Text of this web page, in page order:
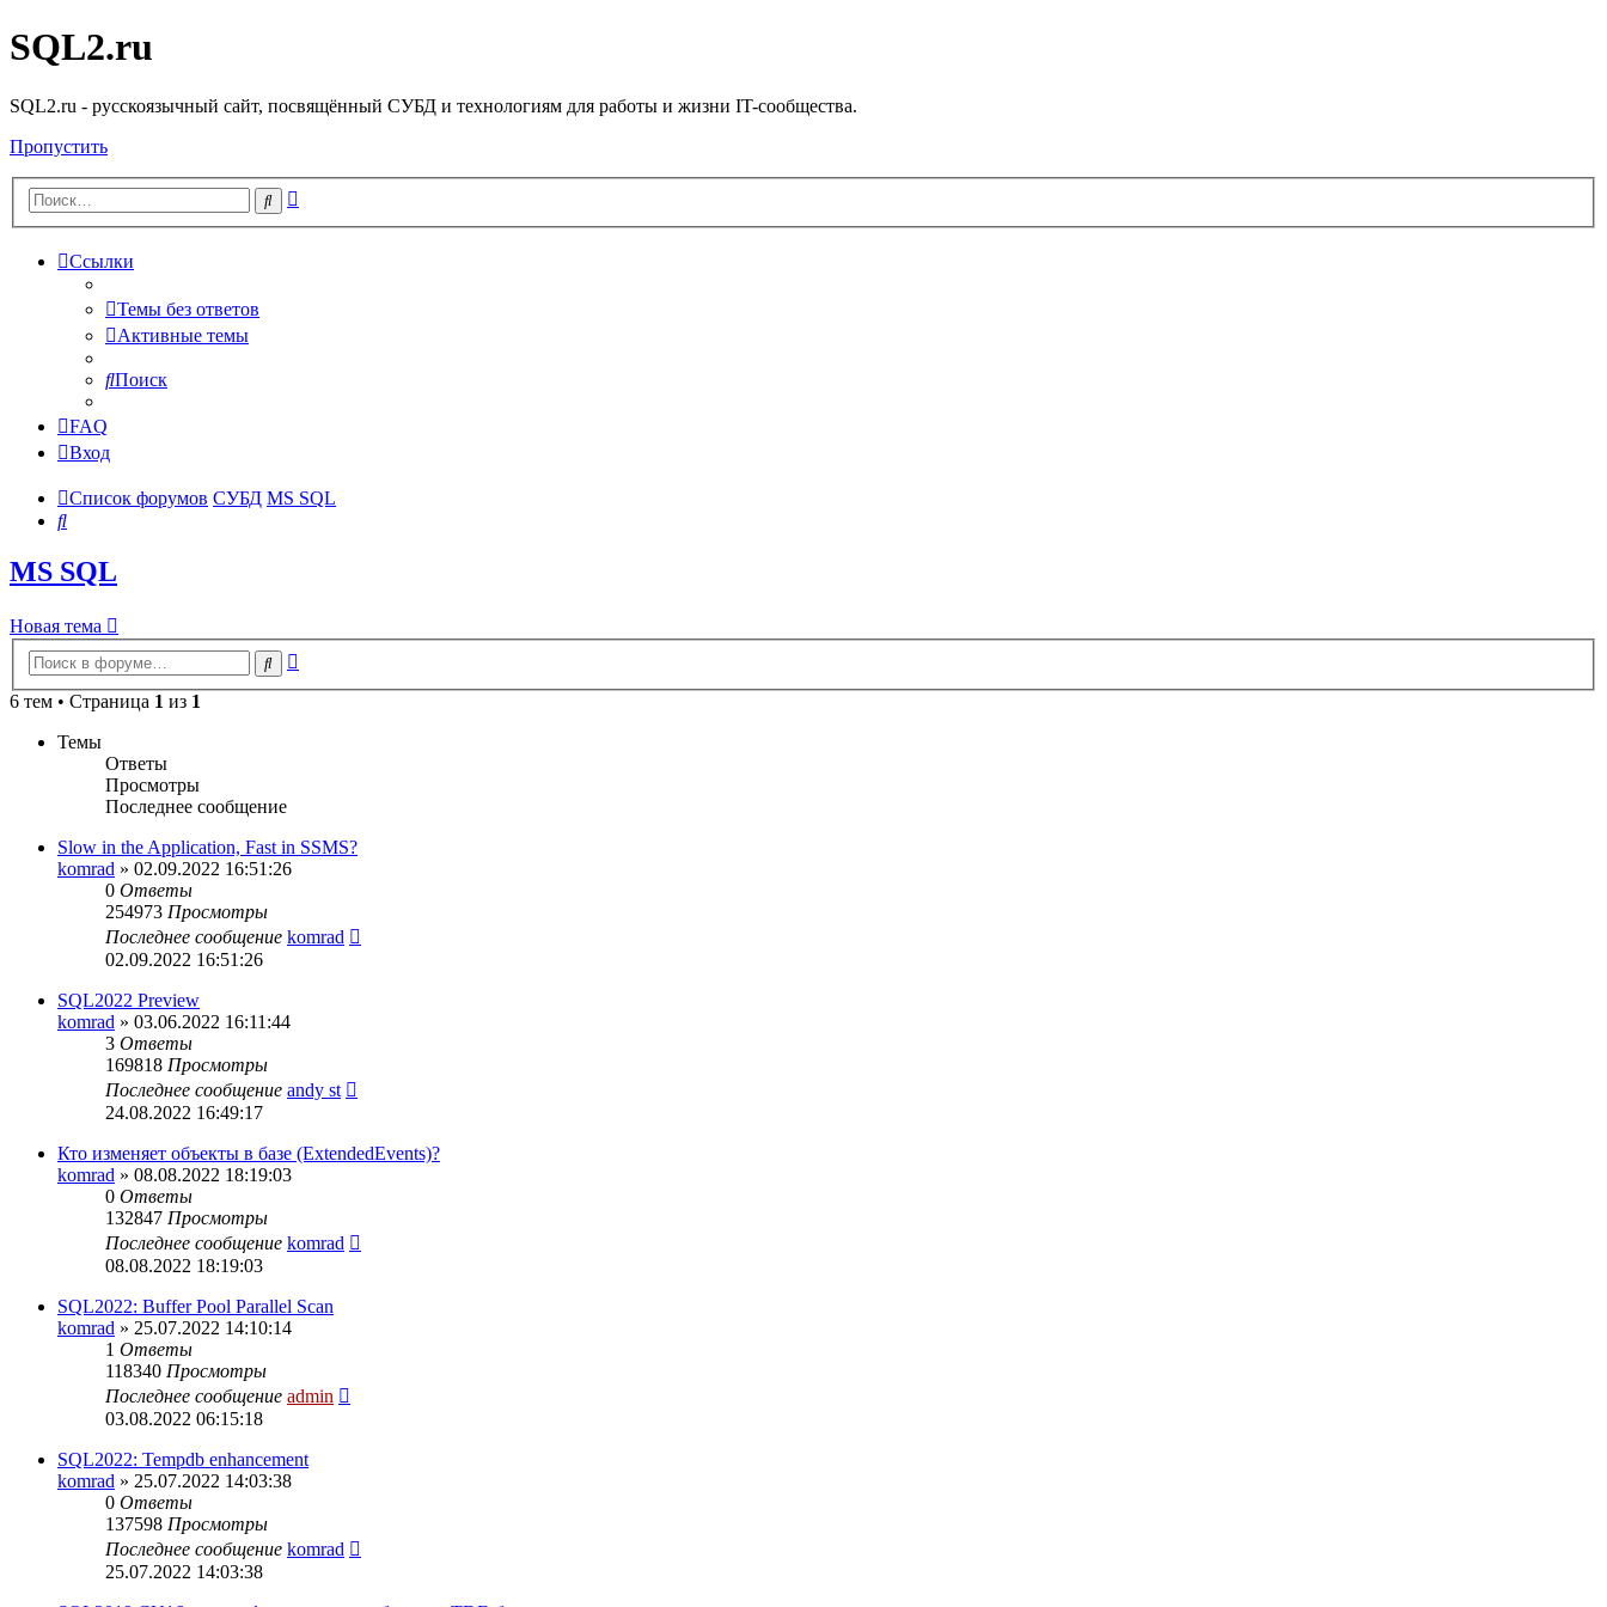
SQL2.ru
SQL2.ru - русскоязычный сайт, посвящённый СУБД и технологиям для работы и жизни IT-сообщества.
Пропустить
Поиск
Ссылки
Темы без ответов
Активные темы
Поиск
FAQ
Вход
Список форумов СУБД MS SQL
Поиск
MS SQL
Новая тема
Поиск
6 тем • Страница 1 из 1
Темы
Ответы
Просмотры
Последнее сообщение
Slow in the Application, Fast in SSMS?
komrad » 02.09.2022 16:51:26
0 Ответы
254973 Просмотры
Последнее сообщение komrad
02.09.2022 16:51:26
SQL2022 Preview
komrad » 03.06.2022 16:11:44
3 Ответы
169818 Просмотры
Последнее сообщение andy st
24.08.2022 16:49:17
Кто изменяет объекты в базе (ExtendedEvents)?
komrad » 08.08.2022 18:19:03
0 Ответы
132847 Просмотры
Последнее сообщение komrad
08.08.2022 18:19:03
SQL2022: Buffer Pool Parallel Scan
komrad » 25.07.2022 14:10:14
1 Ответы
118340 Просмотры
Последнее сообщение admin
03.08.2022 06:15:18
SQL2022: Tempdb enhancement
komrad » 25.07.2022 14:03:38
0 Ответы
137598 Просмотры
Последнее сообщение komrad
25.07.2022 14:03:38